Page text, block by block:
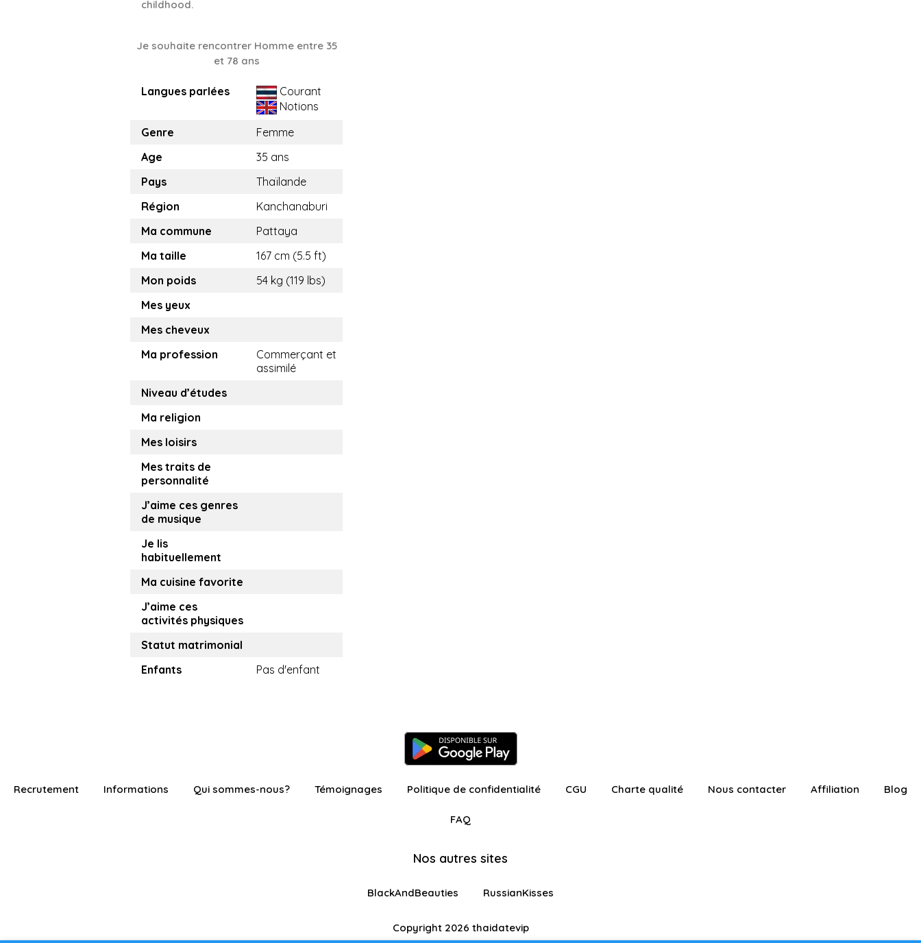
childhood.
Je souhaite rencontrer Homme entre 35
et 78 ans
Langues parlées
Courant
Notions
Genre
Femme
Age
35 ans
Pays
Thaïlande
Région
Kanchanaburi
Ma commune
Pattaya
Ma taille
167 cm (5.5 ft)
Mon poids
54 kg (119 lbs)
Mes yeux
Mes cheveux
Ma profession
Commerçant et
assimilé
Niveau d’études
Ma religion
Mes loisirs
Mes traits de
personnalité
J’aime ces genres
de musique
Je lis
habituellement
Ma cuisine favorite
J’aime ces
activités physiques
Statut matrimonial
Enfants
Pas d'enfant
Recrutement Informations Qui sommes-nous? Témoignages Politique de confidentialité CGU Charte qualité Nous contacter Affiliation Blog
FAQ
Nos autres sites
BlackAndBeauties RussianKisses
Copyright 2026 thaidatevip